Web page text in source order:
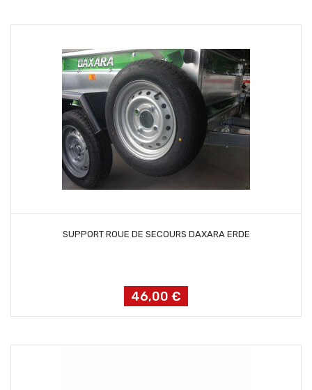
SUPPORT ROUE DE SECOURS DAXARA ERDE
Prix
46,00 €